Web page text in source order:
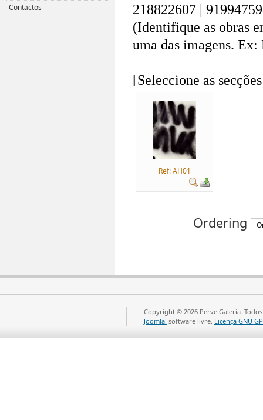
218822607 |
(Identifique as obras
uma das imagens.
[Seleccione as
Ref: AH01
Ordering
Contactos
Copyright © 2026 Perve Galeria.
Joomla! software livre. Licença GNU